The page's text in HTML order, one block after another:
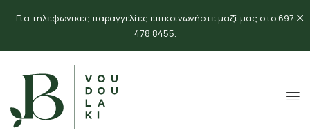
Για τηλεφωνικές παραγγελίες επικοινωνήστε μαζί μας στο 697
478 8455.